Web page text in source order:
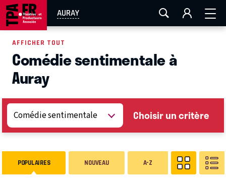
AURAY
AIX-MARSEILLE LA ROCHELLE
EN TOURNÉE
AFFICHER TOUT
Comédie sentimentale à
Auray
Choisir un critère
POPULAIRES NOUVEAU A-Z